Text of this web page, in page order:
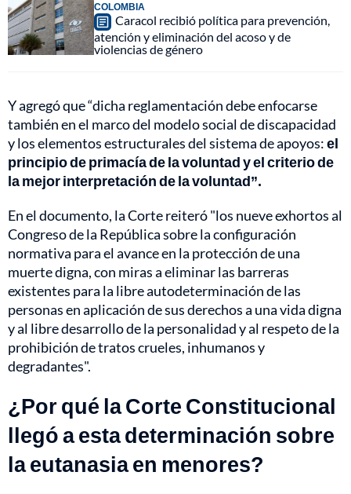
COLOMBIA
Caracol recibió política para prevención,
atención y eliminación del acoso y de
violencias de género
Y agregó que “dicha reglamentación debe enfocarse
también en el marco del modelo social de discapacidad
y los elementos estructurales del sistema de apoyos:el
principio de primacía de la voluntad y el criterio de
la mejor interpretación de la voluntad”.
En el documento, la Corte reiteró "los nueve exhortos al
Congreso de la República sobre la configuración
normativa para el avance en la protección de una
muerte digna, con miras a eliminar las barreras
existentes para la libre autodeterminación de las
personas en aplicación de sus derechos a una vida digna
y al libre desarrollo de la personalidad y al respeto de la
prohibición de tratos crueles, inhumanos y
degradantes".
¿Por qué la Corte Constitucional
llegó a esta determinación sobre
la eutanasia en menores?